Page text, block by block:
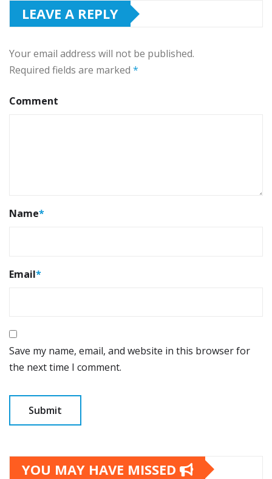
LEAVE A REPLY
Your email address will not be published.
Required fields are marked *
Comment
Name*
Email*
Save my name, email, and website in this browser for
the next time I comment.
YOU MAY HAVE MISSED